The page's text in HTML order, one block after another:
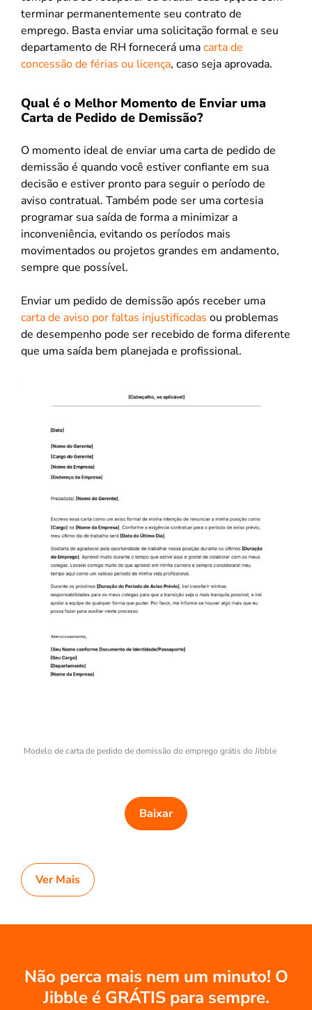
terminar permanentemente seu contrato de
emprego. Basta enviar uma solicitação formal e seu
departamento de RH fornecerá umacarta de
concessão de férias ou licença, caso seja aprovada.
Qual é o Melhor Momento de Enviar uma
Carta de Pedido de Demissão?
O momento ideal de enviar uma carta de pedido de
demissão é quando você estiver confiante em sua
decisão e estiver pronto para seguir o período de
aviso contratual. Também pode ser uma cortesia
programar sua saída de forma a minimizar a
inconveniência, evitando os períodos mais
movimentados ou projetos grandes em andamento,
sempre que possível.
Enviar um pedido de demissão após receber uma
carta de aviso por faltas injustificadas ou problemas
de desempenho pode ser recebido de forma diferente
que uma saída bem planejada e profissional.
Modelo de carta de pedido de demissão do emprego grátis do Jibble
Baixar
Ver Mais
Não perca mais nem um minuto! O
Jibble é GRÁTIS para sempre.